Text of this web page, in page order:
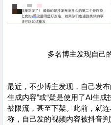
多名博主发现自己
最近，不少博主发现，自己发
生成内容”或“疑是使用了AI生
被限流，甚至下架。此前，就
称，自己发的视频内容被抖音